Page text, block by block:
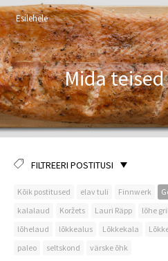
Esilehele
Mida
FILTREERI POSTITUSI
Kõik postitused elav tuli Finnwerk
kalalaud
Koržets Lauri Räpp lõhe
lõhelaud
lõkkealus Lõkkekala
paleo
seltskond värske õhk